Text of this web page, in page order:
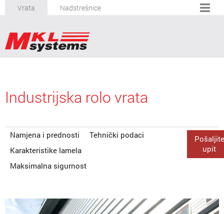
Vrata Nadstrešnice
Industrijska rolo vrata
Namjena i prednosti
Tehnički podaci
Karakteristike lamela
Maksimalna sigurnost
Pošaljite
upit